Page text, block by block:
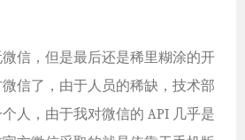
信，但是最后还是稀里糊涂的开
信了，由于人员的稀缺，技术部
人，由于我对微信的 API 几乎是